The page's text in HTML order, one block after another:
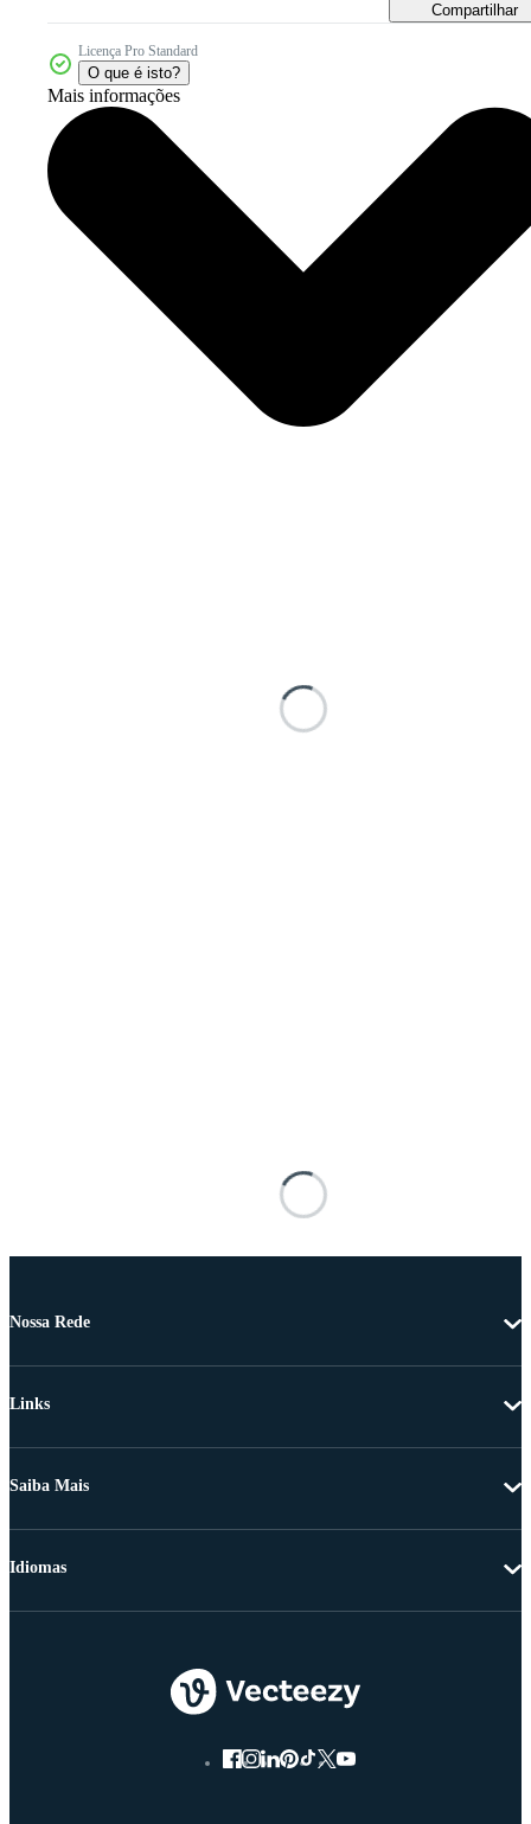
Compartilhar
Licença Pro Standard
O que é isto?
Mais informações
Nossa Rede
Links
Saiba Mais
Idiomas